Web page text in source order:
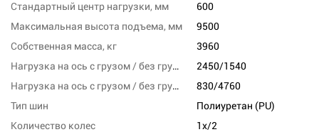
Стандартный центр нагрузки, мм
600
Максимальная высота подъема, мм
9500
Собственная масса, кг
3960
Нагрузка на ось с грузом / без груза, переднюю, кг
2450/1540
Нагрузка на ось с грузом / без груза, заднюю, кг
830/4760
Тип шин
Полиуретан (PU)
Количество колес
1x/2